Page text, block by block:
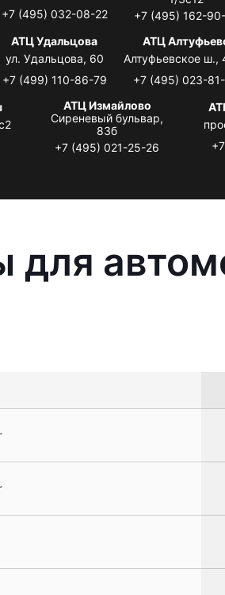
+7 (495) 032-08-22
+7 (495) 162-
АТЦ Удальцова
ул. Удальцова, 60
+7 (499) 110-86-79
АТЦ
Алтуфьевское ш.,
+7 (495) 023-
АТЦ Измайлово
Сиреневый бульвар,
83б
+7 (495) 021-25-26
для